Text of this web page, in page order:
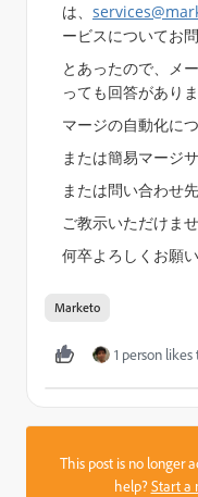
は、
ービスについてお
とあったので、メ
っても回答がありま
マージの自動化に
または簡易マージ
または問い合わせ
ご教示いただけま
何卒よろしくお願
Marketo
1 person likes
This post is no longer
help?Start a